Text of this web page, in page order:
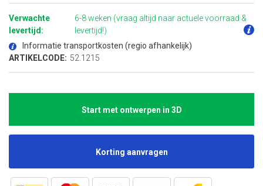
naar
begin
van
de
afbeeldingen-
gallerij
Verwachte
levertijd:
6-8 weken (vraag altijd naar actuele voorraad &
levertijd!)
Informatie transportkosten (regio afhankelijk)
ARTIKELCODE: 52.1215
Start met ontwerpen in 3D
Korting aanvragen